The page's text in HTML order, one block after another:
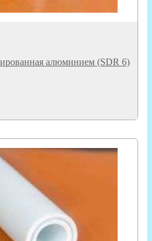
алюминием (SDR 6)